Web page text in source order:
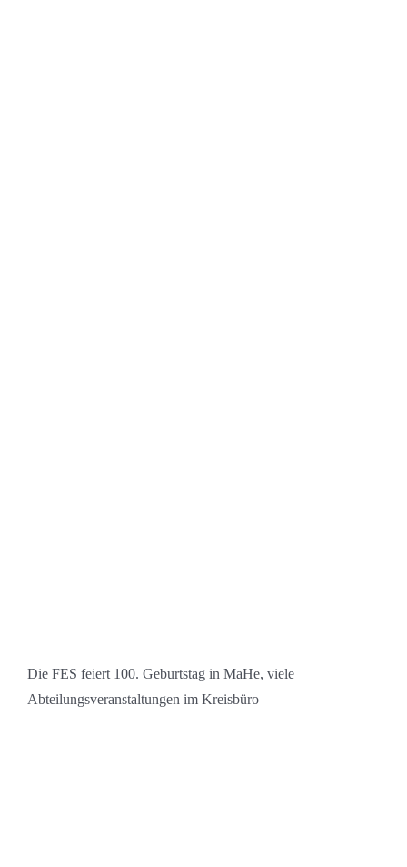
Die FES feiert 100. Geburtstag in MaHe, viele
Abteilungsveranstaltungen im Kreisbüro